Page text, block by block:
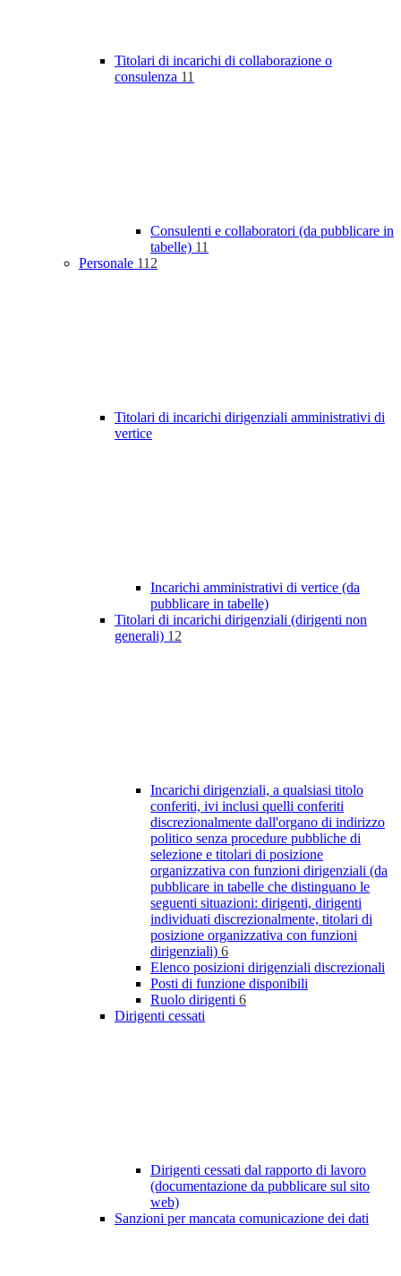
Titolari di incarichi di collaborazione o
consulenza 11
Consulenti e collaboratori (da pubblicare in
tabelle) 11
Personale 112
Titolari di incarichi dirigenziali amministrativi di
vertice
Incarichi amministrativi di vertice (da
pubblicare in tabelle)
Titolari di incarichi dirigenziali (dirigenti non
generali) 12
Incarichi dirigenziali, a qualsiasi titolo
conferiti, ivi inclusi quelli conferiti
discrezionalmente dall'organo di indirizzo
politico senza procedure pubbliche di
selezione e titolari di posizione
organizzativa con funzioni dirigenziali (da
pubblicare in tabelle che distinguano le
seguenti situazioni: dirigenti, dirigenti
individuati discrezionalmente, titolari di
posizione organizzativa con funzioni
dirigenziali) 6
Elenco posizioni dirigenziali discrezionali
Posti di funzione disponibili
Ruolo dirigenti 6
Dirigenti cessati
Dirigenti cessati dal rapporto di lavoro
(documentazione da pubblicare sul sito
web)
Sanzioni per mancata comunicazione dei dati